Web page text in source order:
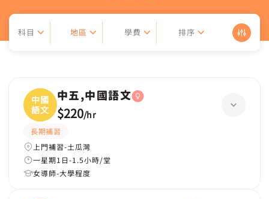
科目 地區 學費 排序
中國
語文
中五,中國語文
$220/hr
長期補習
上門補習-土瓜灣
一星期1日-1.5小時/堂
女導師-大學程度